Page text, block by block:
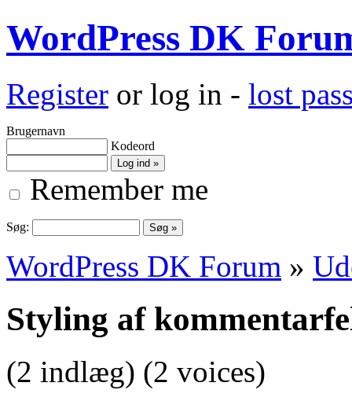
WordPress DK
Register or log in - lost
Brugernavn
Kodeord
Remember me
Søg:
WordPress DK Forum »
Styling af
(2 indlæg) (2 voices)